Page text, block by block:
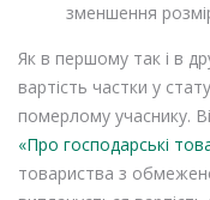
зменшення
Як в першому так і в
вартість частки у
померлому учаснику.
«Про господарські
товариства з